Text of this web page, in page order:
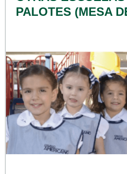
PALOTES (MESA